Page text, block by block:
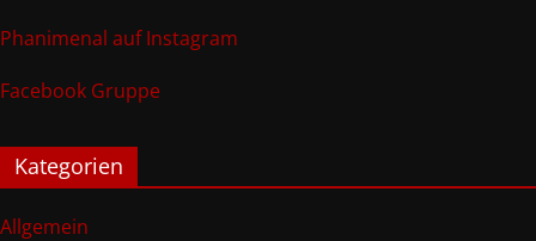
Phanimenal auf Instagram
Facebook Gruppe
Kategorien
Allgemein